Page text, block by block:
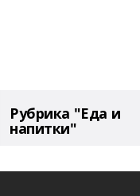
Рубрика "Еда и
напитки"